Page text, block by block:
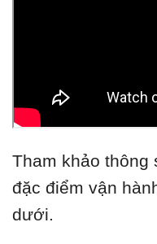
Tham khảo thông
đặc điểm vận
dưới.